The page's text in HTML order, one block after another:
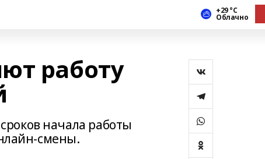
+29 °С
Облачно
работу
начала работы
смены.